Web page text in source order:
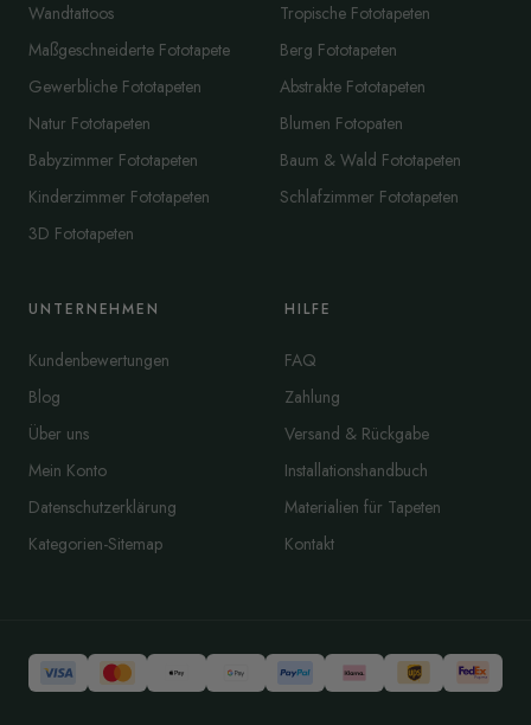
Wandtattoos
Maßgeschneiderte Fototapete
Gewerbliche Fototapeten
Natur Fototapeten
Babyzimmer Fototapeten
Kinderzimmer Fototapeten
3D Fototapeten
Tropische Fototapeten
Berg Fototapeten
Abstrakte Fototapeten
Blumen Fotopaten
Baum & Wald Fototapeten
Schlafzimmer Fototapeten
UNTERNEHMEN
Kundenbewertungen
Blog
Über uns
Mein Konto
Datenschutzerklärung
Kategorien-Sitemap
HILFE
FAQ
Zahlung
Versand & Rückgabe
Installationshandbuch
Materialien für Tapeten
Kontakt